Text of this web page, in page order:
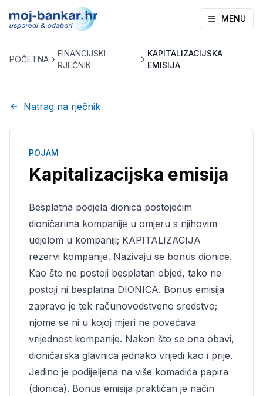
MENU
POČETNA
FINANCIJSKI
RJEČNIK
KAPITALIZACIJSKA
EMISIJA
Natrag na rječnik
POJAM
Kapitalizacijska emisija
Besplatna podjela dionica postojećim
dioničarima kompanije u omjeru s njihovim
udjelom u kompaniji; KAPITALIZACIJA
rezervi kompanije. Nazivaju se bonus dionice.
Kao što ne postoji besplatan objed, tako ne
postoji ni besplatna DIONICA. Bonus emisija
zapravo je tek računovodstveno sredstvo;
njome se ni u kojoj mjeri ne povećava
vrijednost kompanije. Nakon što se ona obavi,
dioničarska glavnica jednako vrijedi kao i prije.
Jedino je podijeljena na više komadića papira
(dionica). Bonus emisija praktičan je način